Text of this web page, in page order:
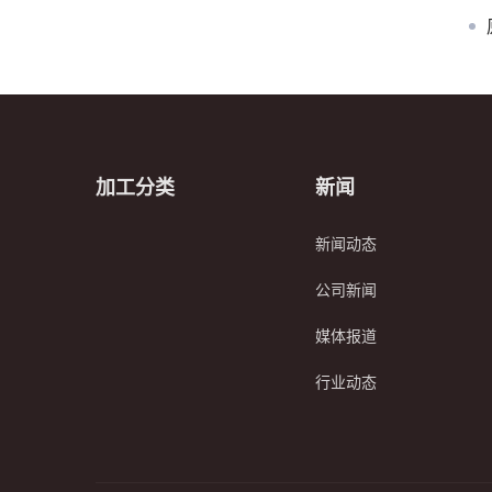
加工分类 新闻
新闻动态
公司新闻
媒体报道
行业动态